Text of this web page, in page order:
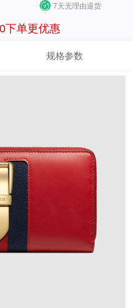
7天无理由退货
下单更优惠
规格参数